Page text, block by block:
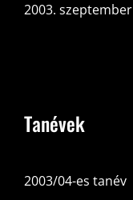
2003. szeptember
Tanévek
2003/04-es tanév